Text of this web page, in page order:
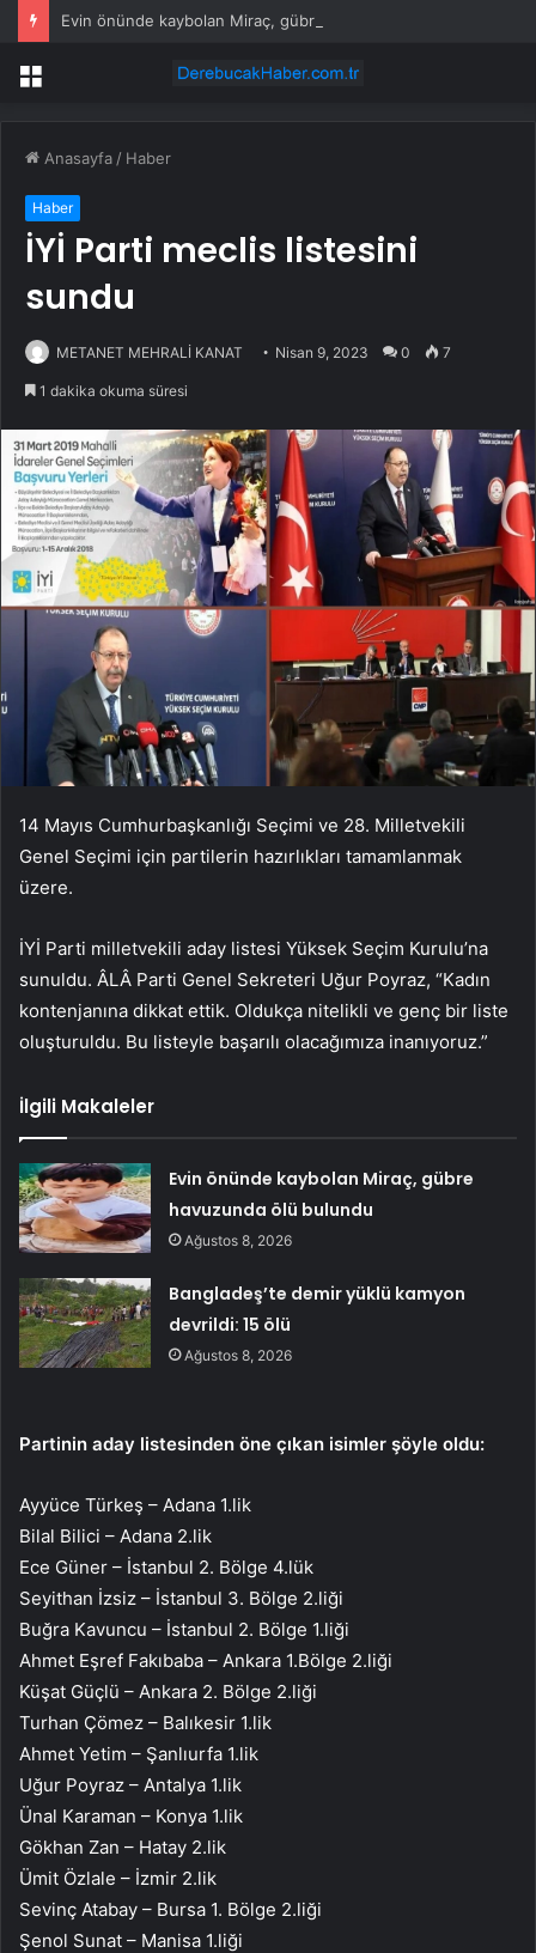
Menü
Anasayfa / Haber
Haber
İYİ Parti meclis listesini
sundu
METANET MEHRALİ KANAT Nisan 9, 2023 0 7
1 dakika okuma süresi
14 Mayıs Cumhurbaşkanlığı Seçimi ve 28. Milletvekili
Genel Seçimi için partilerin hazırlıkları tamamlanmak
üzere.
İYİ Parti milletvekili aday listesi Yüksek Seçim Kurulu’na
sunuldu. ÂLÂ Parti Genel Sekreteri Uğur Poyraz, “Kadın
kontenjanına dikkat ettik. Oldukça nitelikli ve genç bir liste
oluşturuldu. Bu listeyle başarılı olacağımıza inanıyoruz.”
İlgili Makaleler
Evin önünde kaybolan Miraç, gübre
havuzunda ölü bulundu
Ağustos 8, 2026
Bangladeş’te demir yüklü kamyon
devrildi: 15 ölü
Ağustos 8, 2026
Partinin aday listesinden öne çıkan isimler şöyle oldu:
Ayyüce Türkeş – Adana 1.lik
Bilal Bilici – Adana 2.lik
Ece Güner – İstanbul 2. Bölge 4.lük
Seyithan İzsiz – İstanbul 3. Bölge 2.liği
Buğra Kavuncu – İstanbul 2. Bölge 1.liği
Ahmet Eşref Fakıbaba – Ankara 1.Bölge 2.liği
Küşat Güçlü – Ankara 2. Bölge 2.liği
Turhan Çömez – Balıkesir 1.lik
Ahmet Yetim – Şanlıurfa 1.lik
Uğur Poyraz – Antalya 1.lik
Ünal Karaman – Konya 1.lik
Gökhan Zan – Hatay 2.lik
Ümit Özlale – İzmir 2.lik
Sevinç Atabay – Bursa 1. Bölge 2.liği
Şenol Sunat – Manisa 1.liği